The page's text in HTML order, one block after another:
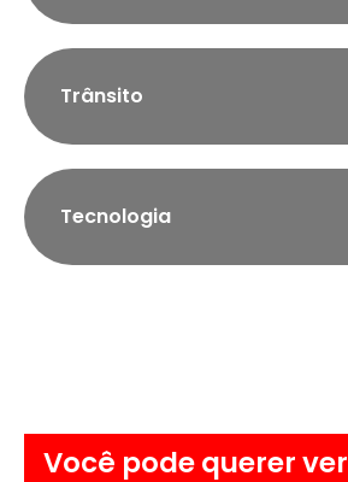
Trânsito
Tecnologia
Você pode querer ver